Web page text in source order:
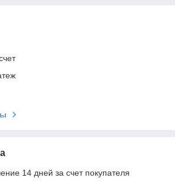
14 дней за счет покупателя